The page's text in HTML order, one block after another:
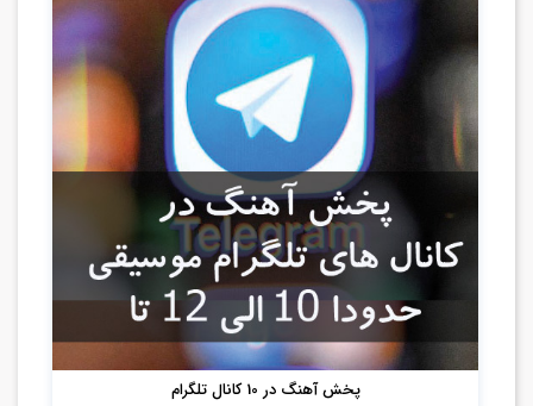
پخش آهنگ در 10 کانال تلگرام